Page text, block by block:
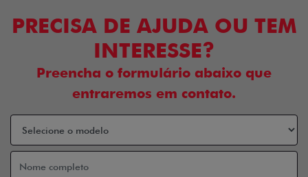
PRECISA DE AJUDA OU TEM
INTERESSE?
Preencha o formulário abaixo que
entraremos em contato.